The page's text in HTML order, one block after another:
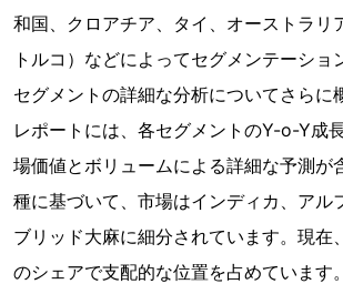
和国、クロアチア、タイ、オーストラリ
トルコ）などによってセグメンテーショ
セグメントの詳細な分析についてさらに
レポートには、各セグメントのY-o-Y成
場価値とボリュームによる詳細な予測が
種に基づいて、市場はインディカ、アル
ブリッド大麻に細分されています。現在
のシェアで支配的な位置を占めています